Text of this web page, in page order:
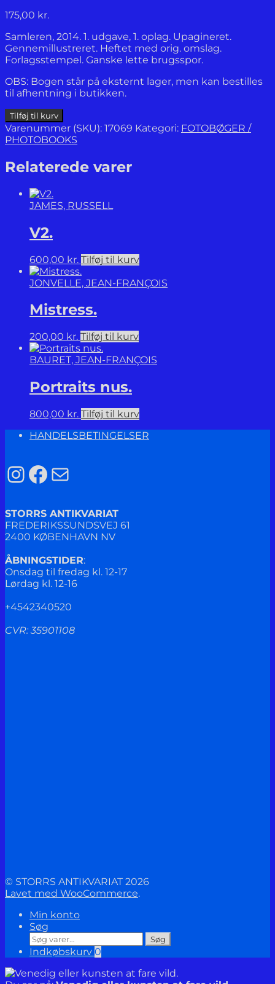
175,00 kr.
Samleren, 2014. 1. udgave, 1. oplag. Upagineret.
Gennemillustreret. Heftet med orig. omslag.
Forlagsstempel. Ganske lette brugsspor.
OBS: Bogen står på eksternt lager, men kan bestilles
til afhentning i butikken.
Venedig
eller
kunsten
fare
vild.
Tilføj til kurv
Varenummer (SKU): 17069 Kategori: FOTOBØGER /
PHOTOBOOKS
Relaterede varer
JAMES, RUSSELL
V2.
600,00 kr. Tilføj til kurv
JONVELLE, JEAN-FRANÇOIS
Mistress.
200,00 kr. Tilføj til kurv
BAURET, JEAN-FRANÇOIS
Portraits nus.
800,00 kr. Tilføj til kurv
HANDELSBETINGELSER
Instagram
Facebook
Mail
STORRS ANTIKVARIAT
FREDERIKSSUNDSVEJ 61
2400 KØBENHAVN NV
ÅBNINGSTIDER:
Onsdag til fredag kl. 12-17
Lørdag kl. 12-16
+4542340520
CVR: 35901108
© STORRS ANTIKVARIAT 2026
Lavet med WooCommerce.
Min konto
Søg
Søg
efter:
Søg
Indkøbskurv 0